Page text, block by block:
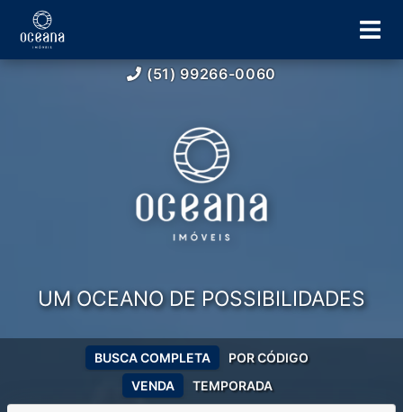
(51) 99266-0060
UM OCEANO DE POSSIBILIDADES
VENDA TEMPORADA
BUSCA COMPLETA POR CÓDIGO